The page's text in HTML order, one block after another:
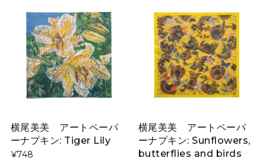
横尾美美 アートペーパ
ーナプキン: Tiger Lily
¥748
横尾美美 アートペーパ
ーナプキン: Sunflowers,
butterflies and birds